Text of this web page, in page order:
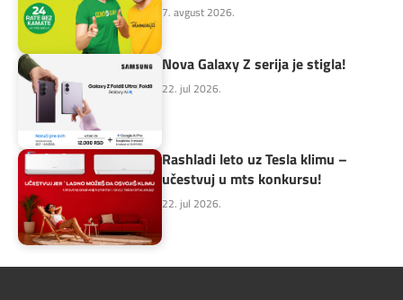
7. avgust 2026.
Nova Galaxy Z serija je stigla!
22. jul 2026.
Rashladi leto uz Tesla klimu –
učestvuj u mts konkursu!
22. jul 2026.